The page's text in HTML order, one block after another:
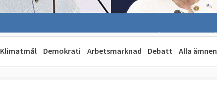
Klimatmål Demokrati Arbetsmarknad Debatt Alla ämnen